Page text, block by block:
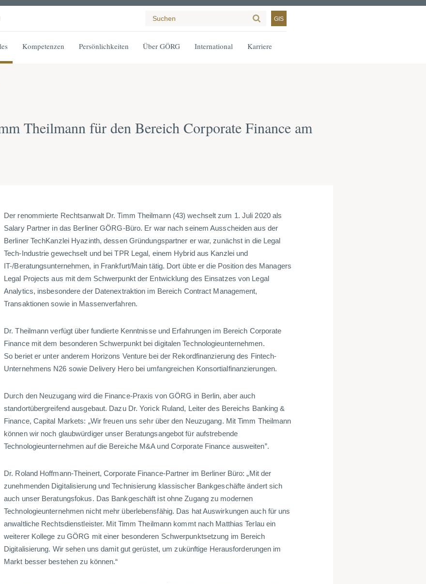
GIS
Kompetenzen Persönlichkeiten Über GÖRG International Karriere
Theilmann für den Bereich Corporate Finance am
Der renommierte Rechtsanwalt Dr. Timm Theilmann (43) wechselt zum 1. Juli 2020 als
Salary Partner in das Berliner GÖRG-Büro. Er war nach seinem Ausscheiden aus der
Berliner TechKanzlei Hyazinth, dessen Gründungspartner er war, zunächst in die Legal
Tech-Industrie gewechselt und bei TPR Legal, einem Hybrid aus Kanzlei und
IT-/Beratungsunternehmen, in Frankfurt/Main tätig. Dort übte er die Position des Managers
Legal Projects aus mit dem Schwerpunkt der Entwicklung des Einsatzes von Legal
Analytics, insbesondere der Datenextraktion im Bereich Contract Management,
Transaktionen sowie in Massenverfahren.
Dr. Theilmann verfügt über fundierte Kenntnisse und Erfahrungen im Bereich Corporate
Finance mit dem besonderen Schwerpunkt bei digitalen Technologieunternehmen.
So beriet er unter anderem Horizons Venture bei der Rekordfinanzierung des Fintech-
Unternehmens N26 sowie Delivery Hero bei umfangreichen Konsortialfinanzierungen.
Durch den Neuzugang wird die Finance-Praxis von GÖRG in Berlin, aber auch
standortübergreifend ausgebaut. Dazu Dr. Yorick Ruland, Leiter des Bereichs Banking &
Finance, Capital Markets: „Wir freuen uns sehr über den Neuzugang. Mit Timm Theilmann
können wir noch glaubwürdiger unser Beratungsangebot für aufstrebende
Technologieunternehmen auf die Bereiche M&A und Corporate Finance ausweiten”.
Dr. Roland Hoffmann-Theinert, Corporate Finance-Partner im Berliner Büro: „Mit der
zunehmenden Digitalisierung und Technisierung klassischer Bankgeschäfte ändert sich
auch unser Beratungsfokus. Das Bankgeschäft ist ohne Zugang zu modernen
Technologieunternehmen nicht mehr überlebensfähig. Das hat Auswirkungen auch für uns
anwaltliche Rechtsdienstleister. Mit Timm Theilmann kommt nach Matthias Terlau ein
weiterer Kollege zu GÖRG mit einer besonderen Schwerpunktsetzung im Bereich
Digitalisierung. Wir sehen uns damit gut gerüstet, um zukünftige Herausforderungen im
Markt besser bestehen zu können.“